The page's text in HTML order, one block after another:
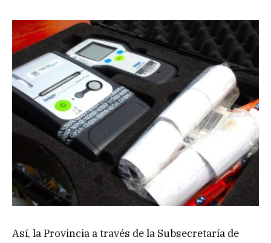
Así, la Provincia a través de la Subsecretaría de